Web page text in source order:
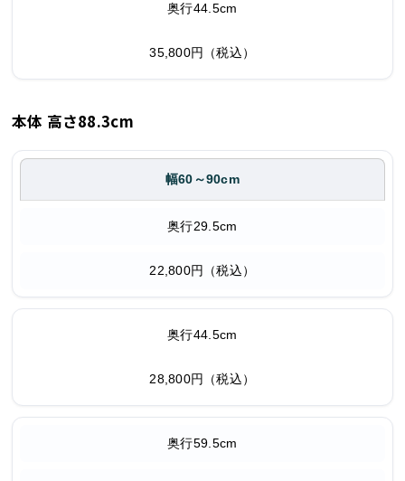
奥行44.5cm
35,800円（税込）
本体 高さ88.3cm
幅60～90cm
奥行29.5cm
22,800円（税込）
奥行44.5cm
28,800円（税込）
奥行59.5cm